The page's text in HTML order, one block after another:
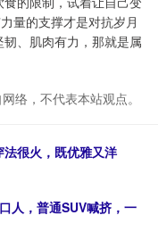
量的支撑才是对抗岁月
、肌肉有力，那就是属
络，不代表本站观点。
很火，既优雅又洋
人，普通SUV喊挤，一